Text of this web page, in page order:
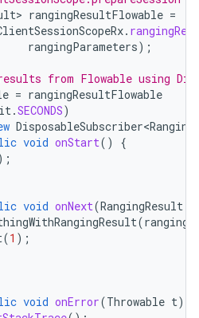
rangingResultFlowable =
.
rangingParameters);
from Flowable using
= rangingResultFlowable
.SECONDS)
void onStart()
{
void onNext(RangingResult
(
(1 );
void onError(Throwable t)